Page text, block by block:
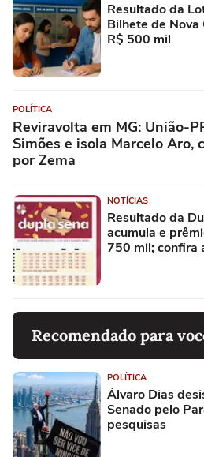
Resultado da
Bilhete de Nova
R$ 500 mil
POLÍTICA
Reviravolta em MG: União-
Simões e isola Marcelo Aro,
por Zema
NOTÍCIAS
Resultado da
acumula e
750 mil; confira
Recomendado para
POLÍTICA
Álvaro Dias
Senado pelo
pesquisas